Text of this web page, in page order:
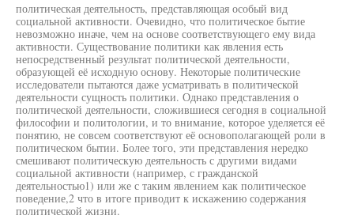
политическая деятельность, представляющая особый вид
социальной активности. Очевидно, что политическое бытие
невозможно иначе, чем на основе соответствующего ему вида
активности. Существование политики как явления есть
непосредственный результат политической деятельности,
образующей её исходную основу. Некоторые политические
исследователи пытаются даже усматривать в политической
деятельности сущность политики. Однако представления о
политической деятельности, сложившиеся сегодня в социальной
философии и политологии, и то внимание, которое уделяется её
понятию, не совсем соответствуют её основополагающей роли в
политическом бытии. Более того, эти представления нередко
смешивают политическую деятельность с другими видами
социальной активности (например, с гражданской
деятельностью1) или же с таким явлением как политическое
поведение,2 что в итоге приводит к искажению содержания
политической жизни.